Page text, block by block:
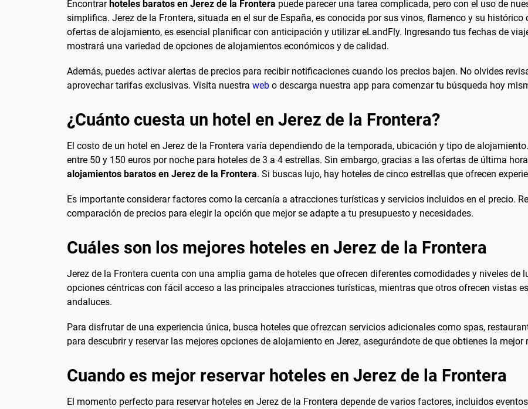
Encontrar hoteles baratos en Jerez de la Frontera puede parecer una tarea complicada, pero con el uso de
simplifica. Jerez de la Frontera, situada en el sur de España, es conocida por sus vinos, flamenco y su
ofertas de alojamiento, es esencial planificar con anticipación y utilizar eLandFly. Ingresando tus fechas de
mostrará una variedad de opciones de alojamientos económicos y de calidad.
Además, puedes activar alertas de precios para recibir notificaciones cuando los precios bajen. No olvides
aprovechar tarifas exclusivas. Visita nuestra web o descarga nuestra app para comenzar tu búsqueda hoy
¿Cuánto cuesta un hotel en Jerez de la Frontera?
El costo de un hotel en Jerez de la Frontera varía dependiendo de la temporada, ubicación y tipo de
entre 50 y 150 euros por noche para hoteles de 3 a 4 estrellas. Sin embargo, gracias a las ofertas de última
alojamientos baratos en Jerez de la Frontera. Si buscas lujo, hay hoteles de cinco estrellas que ofrecen
Es importante considerar factores como la cercanía a atracciones turísticas y servicios incluidos en el precio.
comparación de precios para elegir la opción que mejor se adapte a tu presupuesto y necesidades.
Cuáles son los mejores hoteles en Jerez de la Frontera
Jerez de la Frontera cuenta con una amplia gama de hoteles que ofrecen diferentes comodidades y niveles de
opciones céntricas con fácil acceso a las principales atracciones turísticas, mientras que otros ofrecen vistas
andaluces.
Para disfrutar de una experiencia única, busca hoteles que ofrezcan servicios adicionales como spas,
para descubrir y reservar las mejores opciones de alojamiento en Jerez, asegurándote de que obtienes la mejor
Cuando es mejor reservar hoteles en Jerez de la Frontera
El momento perfecto para reservar hoteles en Jerez de la Frontera depende de varios factores, incluidos